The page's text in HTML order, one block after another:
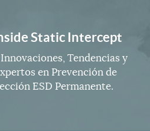
Static Intercept
Tendencias y
en Prevención de
ESD Permanente.